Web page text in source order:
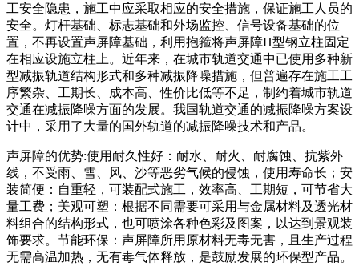
工安全隐患，施工中应采取相应的安全措施，保证施工人员的
安全。灯杆基础、标志基础和外场监控、信号设备基础的位
置，不再设置声屏障基础，利用抱箍将声屏障H型钢立柱固定
在相应设施立柱上。近年来，在城市轨道交通中已使用多种新
型减振轨道结构形式和多种减振降噪措施，但普遍存在施工工
序繁杂、工期长、成本高、性价比低等不足，制约着城市轨道
交通在减振降噪方面的发展。我国轨道交通的减振降噪方案设
计中，采用了大量的国外轨道的减振降噪技术和产品。
声屏障的优势:使用耐久性好：耐水、耐火、耐腐蚀、抗紫外
线，不受雨、雪、风、沙等恶劣气候的侵蚀，使用寿命长；安
装简便：自重轻，可装配式施工，效率高、工期短，可节省大
量工费；美观可塑：根据不同需要可采用与金属材料及透光材
料组合的结构形式，也可喷涂各种色彩及图案，以达到景观装
饰要求。节能环保：声屏障所用原材料无毒无害，且生产过程
无需高温加热，无有毒气体释放，是鼓励发展的环保型产品。